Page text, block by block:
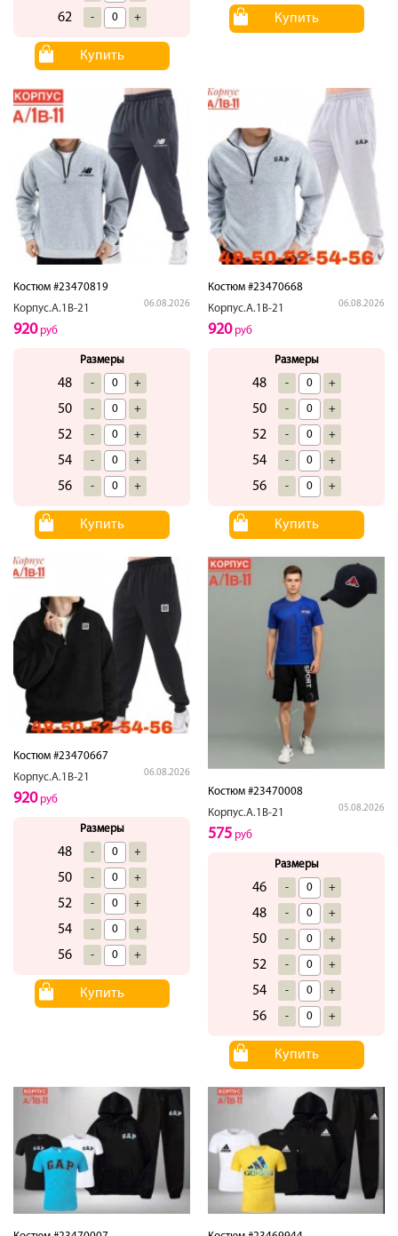
62 - +
Купить
Купить
Костюм #23470819
Корпус.А.1В-21
06.08.2026
920руб
Размеры
48 - +
50 - +
52 - +
54 - +
56 - +
Купить
Костюм #23470668
Корпус.А.1В-21
06.08.2026
920руб
Размеры
48 - +
50 - +
52 - +
54 - +
56 - +
Купить
Костюм #23470667
Корпус.А.1В-21
06.08.2026
920руб
Размеры
48 - +
50 - +
52 - +
54 - +
56 - +
Купить
Костюм #23470008
Корпус.А.1В-21
05.08.2026
575 руб
Размеры
46 - +
48 - +
50 - +
52 - +
54 - +
56 - +
Купить